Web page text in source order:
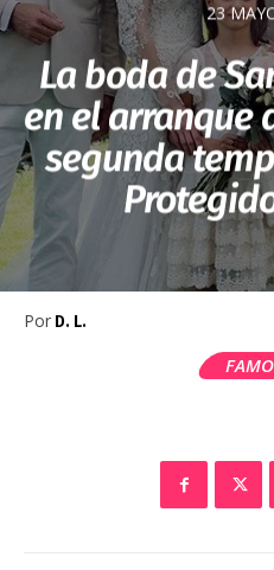
23
La boda de
en el arranque
segunda
Por D. L.